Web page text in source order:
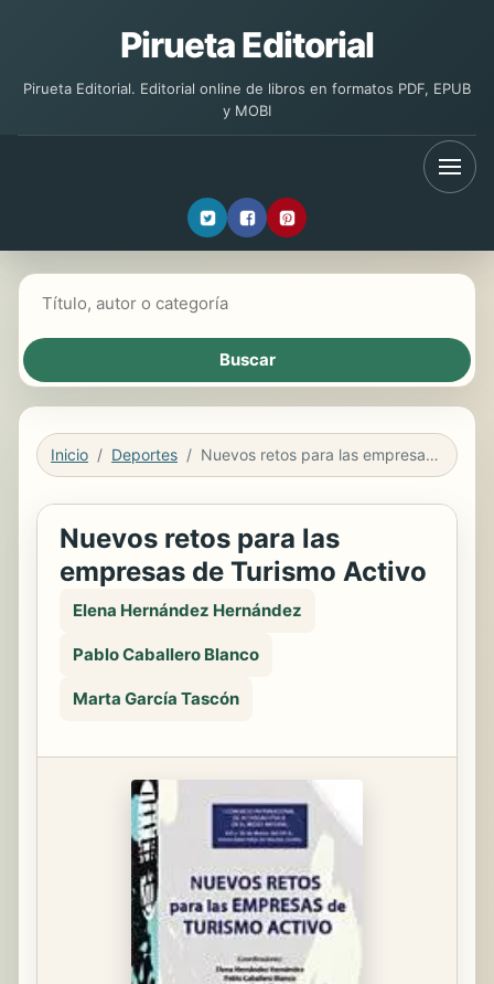
Pirueta Editorial
Pirueta Editorial. Editorial online de libros en formatos PDF, EPUB
y MOBI
Inicio Deportes Nuevos retos para las empresas de Turismo Activo
Nuevos retos para las
empresas de Turismo Activo
Elena Hernández Hernández
Pablo Caballero Blanco
Marta García Tascón